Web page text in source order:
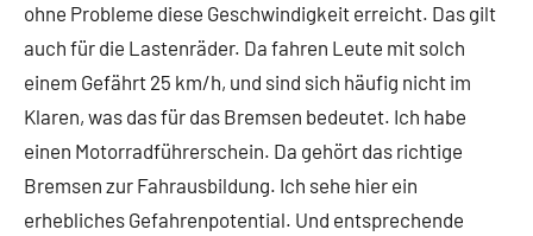
ohne Probleme diese Geschwindigkeit erreicht. Das gilt
auch für die Lastenräder. Da fahren Leute mit solch
einem Gefährt 25 km/h, und sind sich häufig nicht im
Klaren, was das für das Bremsen bedeutet. Ich habe
einen Motorradführerschein. Da gehört das richtige
Bremsen zur Fahrausbildung. Ich sehe hier ein
erhebliches Gefahrenpotential. Und entsprechende